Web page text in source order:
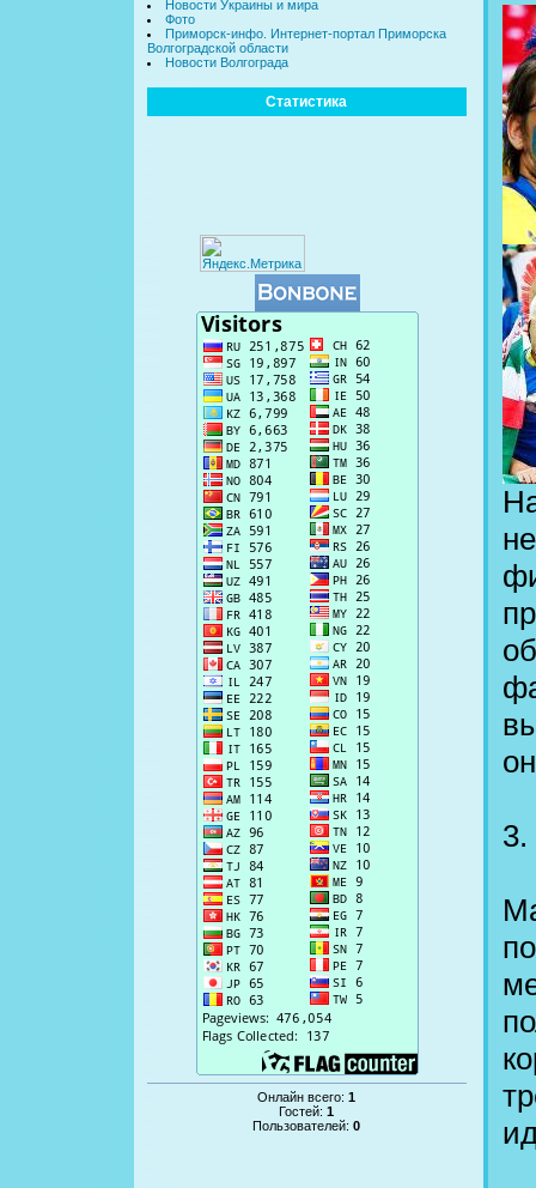
Новости Украины и мира
Фото
Приморск-инфо. Интернет-портал Приморска
Волгоградской области
Новости Волгограда
Статистика
Онлайн всего:1
Гостей:1
Пользователей:0